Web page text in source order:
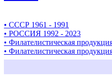
• СССР 1961 - 1991
• РОССИЯ 1992 - 2023
• Филателистическая
• Филателистическая